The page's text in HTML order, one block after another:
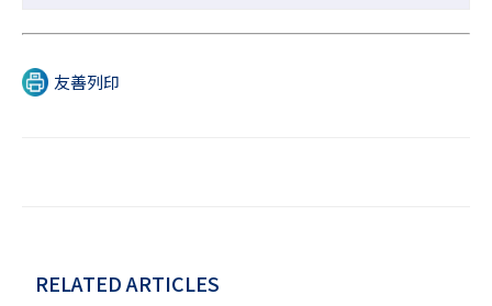
友善列印
RELATED ARTICLES